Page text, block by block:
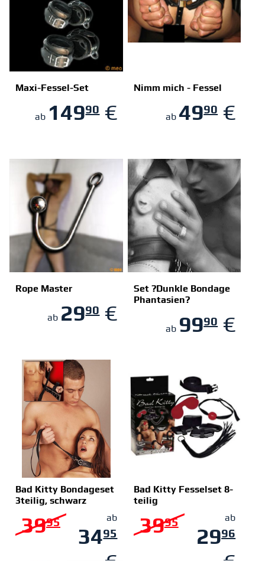
Maxi-Fessel-Set
ab 14990€
ZUM SHOP
Nimm mich - Fessel
ab 4990€
ZUM SHOP
Rope Master
ab 2990€
ZUM SHOP
Set ?Dunkle Bondage
Phantasien?
ab 9990€
Bad Kitty Bondageset
3teilig, schwarz
3995 ab
3495
ZUM SHOP
Bad Kitty Fesselset 8-
teilig
3995 ab
2996
ZUM SHOP